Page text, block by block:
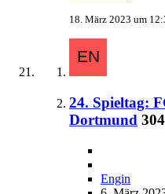
18. März 2023 um
24. Spieltag:
Dortmund 304
Engin